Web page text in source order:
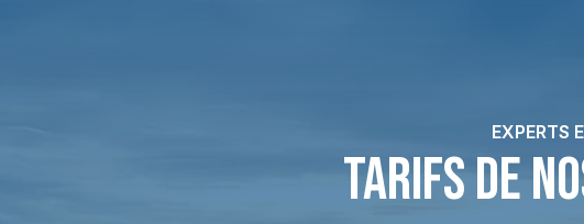
EXPERTS
TARIFS DE